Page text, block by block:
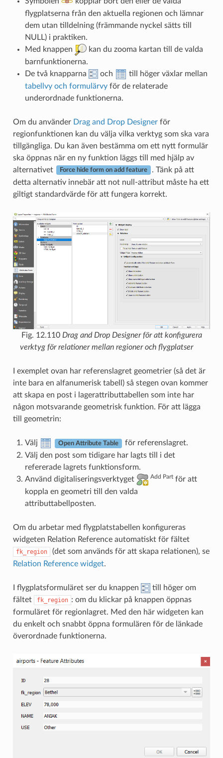
flygplatserna från den aktuella regionen och lämnar
dem utan tilldelning (främmande nyckel sätts till
NULL) i praktiken.
Med knappen
kan du zooma kartan till de valda
barnfunktionerna.
De två knapparna
och
till höger växlar mellan
tabellvy och formulärvyför de relaterade
underordnade funktionerna.
Om du använder Drag and Drop Designerför
regionfunktionen kan du välja vilka verktyg som ska vara
tillgängliga. Du kan även bestämma om ett nytt formulär
ska öppnas när en ny funktion läggs till med hjälp av
alternativet
Force hide form on add feature
. Tänk på att
detta alternativ innebär att not null-attribut måste ha ett
giltigt standardvärde för att fungera korrekt.
Fig. 12.110 Drag and Drop Designer för att konfigurera
verktyg för relationer mellan regioner och flygplatser
I exemplet ovan har referenslagret geometrier (så det är
inte bara en alfanumerisk tabell) så stegen ovan kommer
att skapa en post i lagerattributtabellen som inte har
någon motsvarande geometrisk funktion. För att lägga
till geometrin:
Välj Open Attribute Table
för referenslagret.
Välj den post som tidigare har lagts till i det
refererade lagrets funktionsform.
Använd digitaliseringsverktyget
Add Partför att
koppla en geometri till den valda
attributtabellposten.
Om du arbetar med flygplatstabellen konfigureras
widgeten Relation Reference automatiskt för fältet
fk_region
(det som används för att skapa relationen), se
Relation Reference widget.
I flygplatsformuläret ser du knappen
till höger om
fältet
fk_region : om du klickar på knappen öppnas
formuläret för regionlagret. Med den här widgeten kan
du enkelt och snabbt öppna formulären för de länkade
överordnade funktionerna.